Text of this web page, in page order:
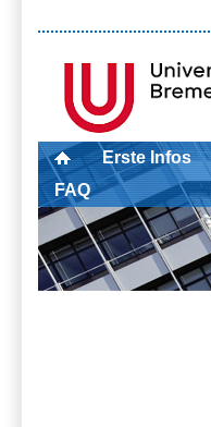
Erste Infos
FAQ